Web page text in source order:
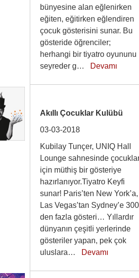
bünyesine alan eğlenirken
eğiten, eğitirken eğlendiren
çocuk gösterisini sunar. Bu
gösteride öğrenciler;
herhangi bir tiyatro oyununu
seyreder g… Devamı
Akıllı Çocuklar Kulübü
03-03-2018
Kubilay Tunçer, UNIQ Hall
Lounge sahnesinde
için müthiş bir gösteriye
hazırlanıyor.Tiyatro Keyfi
sunar! Paris’ten New York’a,
Las Vegas’tan Sydney’e 300
den fazla gösteri… Yıllardır
dünyanın çeşitli yerlerinde
gösteriler yapan, pek çok
uluslara… Devamı